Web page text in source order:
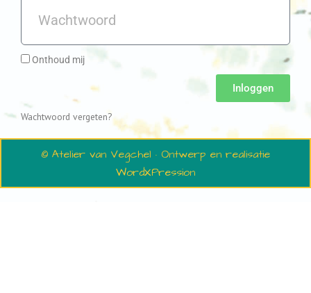
Onthoud mij
Inloggen
Wachtwoord vergeten?
© Atelier van Vegchel · Ontwerp en realisatie
WordXPression